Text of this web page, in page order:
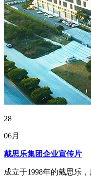
28
06月
戴思乐集团企业宣传片
成立于1998年的戴思乐